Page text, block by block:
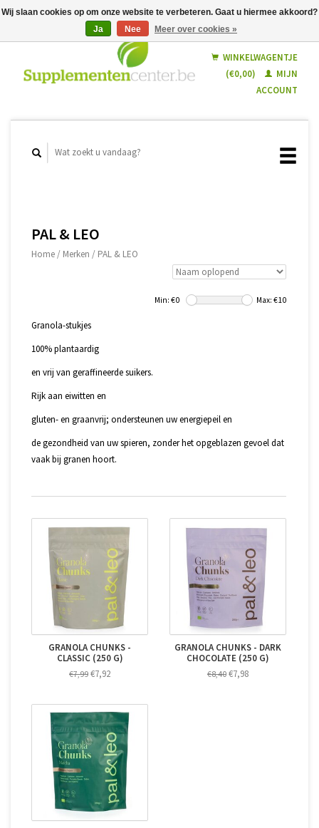
Nederlands
WINKELWAGENTJE
(€0,00)
MIJN
ACCOUNT
PAL & LEO
Home / Merken / PAL & LEO
Min: €0 Max: €10
Granola-stukjes
100% plantaardig
en vrij van geraffineerde suikers.
Rijk aan eiwitten en
gluten- en graanvrij; ondersteunen uw energiepeil en
de gezondheid van uw spieren, zonder het opgeblazen gevoel dat
vaak bij granen hoort.
GRANOLA CHUNKS -
CLASSIC (250 G)
€7,99 €7,92
GRANOLA CHUNKS - DARK
CHOCOLATE (250 G)
€8,40 €7,98
Wij slaan cookies op om onze website te verbeteren. Gaat u hiermee akkoord?
Ja
Nee Meer over cookies »